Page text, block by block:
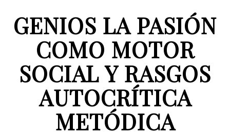
GENIOS LA PASIÓN
COMO MOTOR
SOCIAL Y RASGOS
AUTOCRÍTICA
METÓDICA